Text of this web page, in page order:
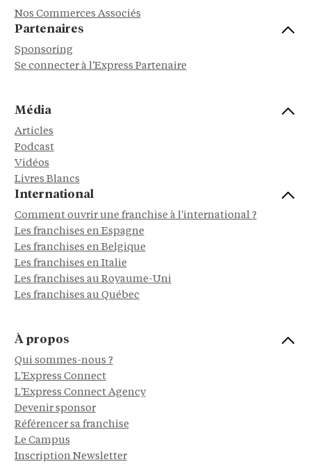
Nos Commerces Associés
Partenaires
Sponsoring
Se connecter à l'Express Partenaire
Média
Articles
Podcast
Vidéos
Livres Blancs
International
Comment ouvrir une franchise à l'international ?
Les franchises en Espagne
Les franchises en Belgique
Les franchises en Italie
Les franchises au Royaume-Uni
Les franchises au Québec
À propos
Qui sommes-nous ?
L'Express Connect
L'Express Connect Agency
Devenir sponsor
Référencer sa franchise
Le Campus
Inscription Newsletter